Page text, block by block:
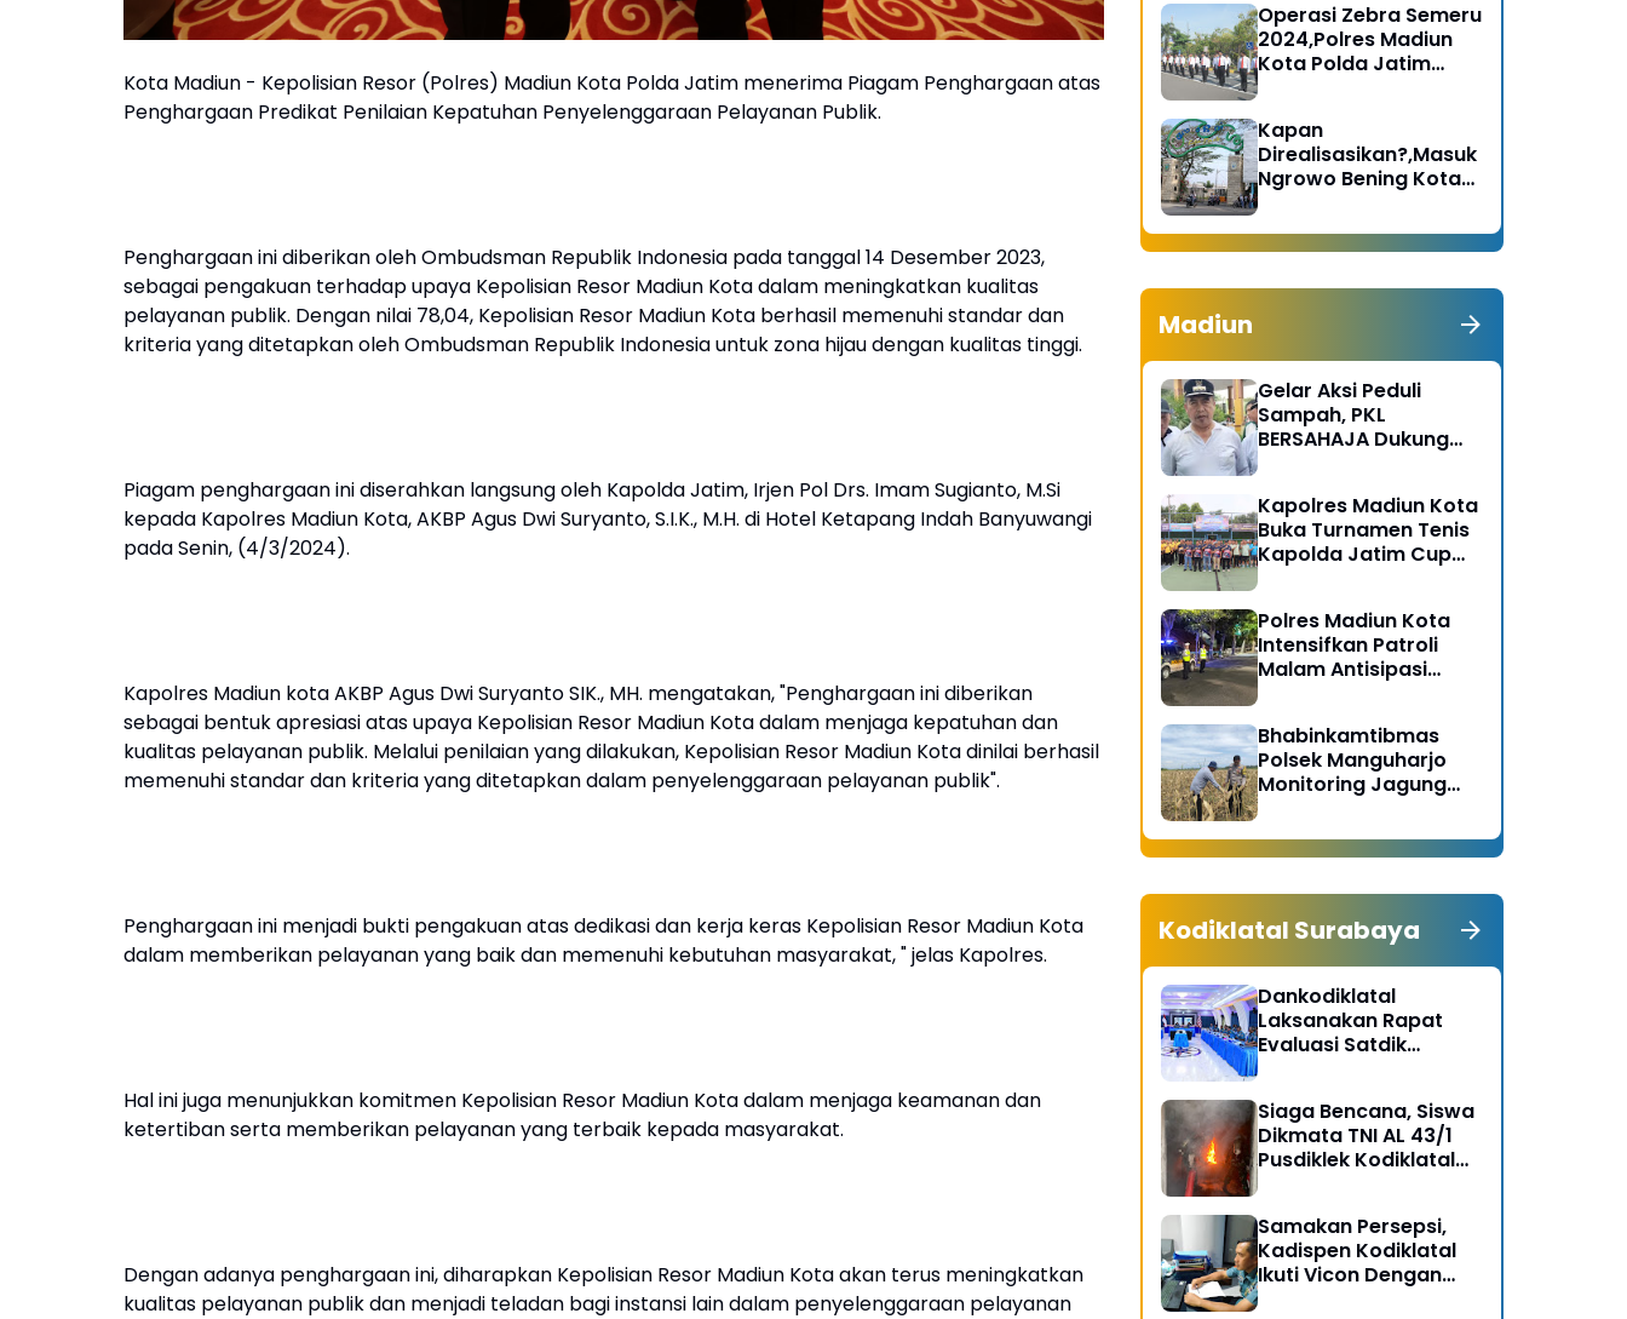
Kota Madiun - Kepolisian Resor (Polres) Madiun Kota Polda Jatim menerima Piagam Penghargaan atas
Penghargaan Predikat Penilaian Kepatuhan Penyelenggaraan Pelayanan Publik.
Penghargaan ini diberikan oleh Ombudsman Republik Indonesia pada tanggal 14 Desember 2023,
sebagai pengakuan terhadap upaya Kepolisian Resor Madiun Kota dalam meningkatkan kualitas
pelayanan publik. Dengan nilai 78,04, Kepolisian Resor Madiun Kota berhasil memenuhi standar dan
kriteria yang ditetapkan oleh Ombudsman Republik Indonesia untuk zona hijau dengan kualitas tinggi.
Piagam penghargaan ini diserahkan langsung oleh Kapolda Jatim, Irjen Pol Drs. Imam Sugianto, M.Si
kepada Kapolres Madiun Kota, AKBP Agus Dwi Suryanto, S.I.K., M.H. di Hotel Ketapang Indah Banyuwangi
pada Senin, (4/3/2024).
Kapolres Madiun kota AKBP Agus Dwi Suryanto SIK., MH. mengatakan, "Penghargaan ini diberikan
sebagai bentuk apresiasi atas upaya Kepolisian Resor Madiun Kota dalam menjaga kepatuhan dan
kualitas pelayanan publik. Melalui penilaian yang dilakukan, Kepolisian Resor Madiun Kota dinilai berhasil
memenuhi standar dan kriteria yang ditetapkan dalam penyelenggaraan pelayanan publik".
Penghargaan ini menjadi bukti pengakuan atas dedikasi dan kerja keras Kepolisian Resor Madiun Kota
dalam memberikan pelayanan yang baik dan memenuhi kebutuhan masyarakat, " jelas Kapolres.
Hal ini juga menunjukkan komitmen Kepolisian Resor Madiun Kota dalam menjaga keamanan dan
ketertiban serta memberikan pelayanan yang terbaik kepada masyarakat.
Dengan adanya penghargaan ini, diharapkan Kepolisian Resor Madiun Kota akan terus meningkatkan
kualitas pelayanan publik dan menjadi teladan bagi instansi lain dalam penyelenggaraan pelayanan
Operasi Zebra Semeru
2024,Polres Madiun
Kota Polda Jatim
Kapan
Direalisasikan?,Masuk
Ngrowo Bening Kota
Dikenakan Tarif
Madiun
Gelar Aksi Peduli
Sampah, PKL
BERSAHAJA Dukung
Madiun
Kapolres Madiun Kota
Buka Turnamen Tenis
Kapolda Jatim Cup
Polres Madiun Kota
Intensifkan Patroli
Malam Antisipasi
Bhabinkamtibmas
Polsek Manguharjo
Monitoring Jagung
Dukung Swasembada
Pangan 2026
Kodiklatal Surabaya
Dankodiklatal
Laksanakan Rapat
Evaluasi Satdik
Siaga Bencana, Siswa
Dikmata TNI AL 43/1
Pusdiklek Kodiklatal
Kobocoran
Samakan Persepsi,
Kadispen Kodiklatal
Ikuti Vicon Dengan